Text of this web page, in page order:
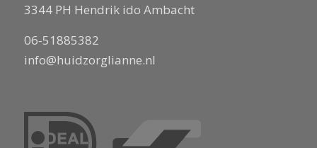
3344 PH Hendrik ido Ambacht
06-51885382
info@huidzorglianne.nl